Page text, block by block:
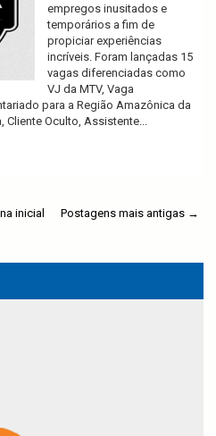
empregos inusitados e
temporários a fim de
propiciar experiências
incríveis. Foram lançadas 15
vagas diferenciadas como
VJ da MTV, Vaga
para a Região Amazônica da
Cliente Oculto, Assistente...
Postagens mais antigas →
inicial